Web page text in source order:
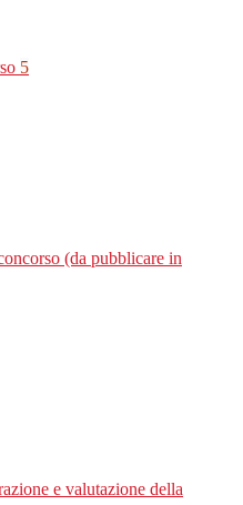
5
(da pubblicare in
e valutazione della